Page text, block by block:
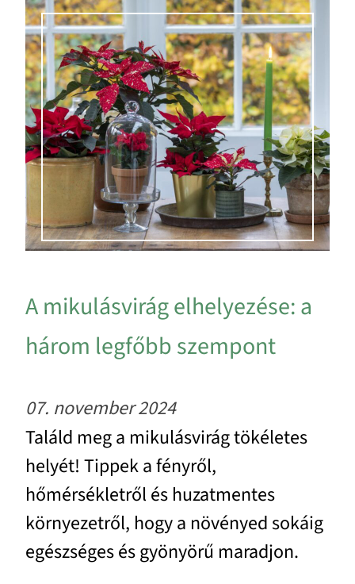
A mikulásvirág elhelyezése: a
három legfőbb szempont
07. november 2024
Találd meg a mikulásvirág tökéletes
helyét! Tippek a fényről,
hőmérsékletről és huzatmentes
környezetről, hogy a növényed sokáig
egészséges és gyönyörű maradjon.